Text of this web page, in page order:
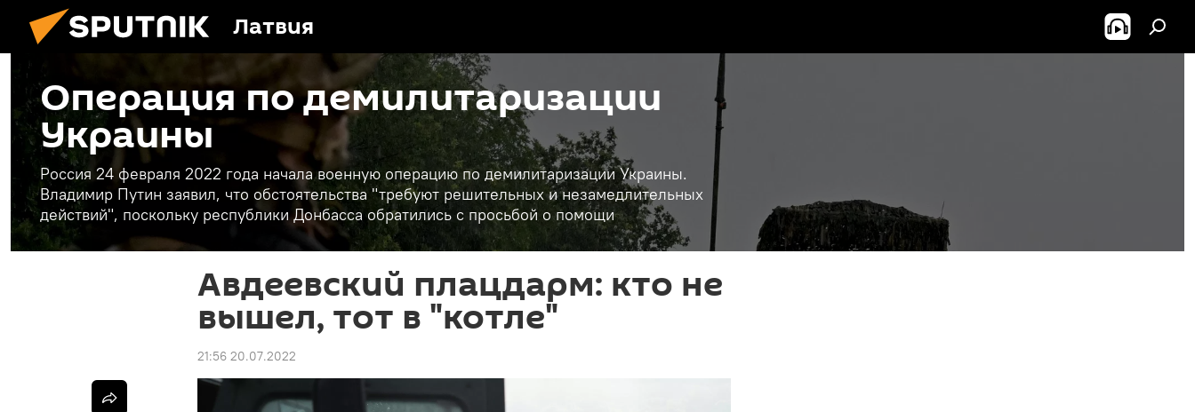
Латвия
Операция по демилитаризации
Украины
Россия 24 февраля 2022 года начала военную операцию по демилитаризации Украины.
Владимир Путин заявил, что обстоятельства "требуют решительных и незамедлительных
действий", поскольку республики Донбасса обратились с просьбой о помощи
Авдеевский плацдарм: кто не
вышел, тот в "котле"
21:56 20.07.2022